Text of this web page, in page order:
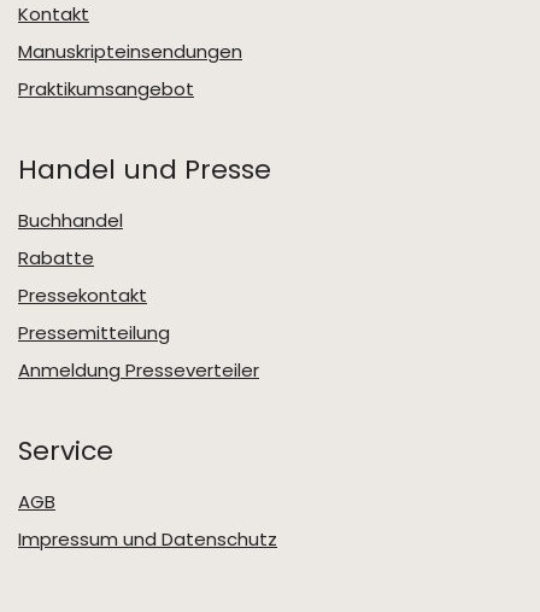
Kontakt
Manuskripteinsendungen
Praktikumsangebot
Handel und Presse
Buchhandel
Rabatte
Pressekontakt
Pressemitteilung
Anmeldung Presseverteiler
Service
AGB
Impressum und Datenschutz